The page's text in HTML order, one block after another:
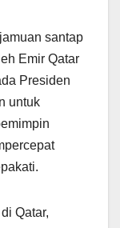
santap
Emir Qatar
Presiden
untuk
Qatar,